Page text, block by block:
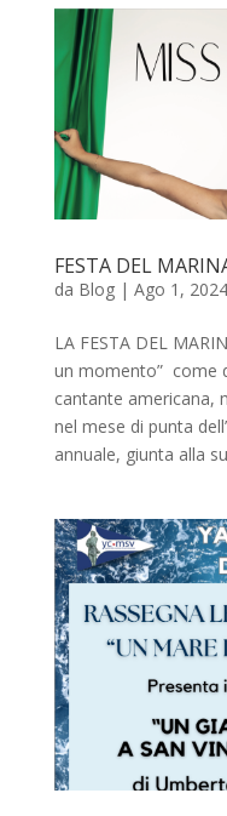
FESTA DEL
da Blog| Ago 1, 2024
LA FESTA DEL
un momento” come
cantante americana,
nel mese di punta
annuale, giunta alla